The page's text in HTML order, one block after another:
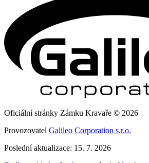
Oficiální stránky Zámku Kravaře © 2026
Provozovatel Galileo Corporation s.r.o.
Poslední aktualizace: 15. 7. 2026